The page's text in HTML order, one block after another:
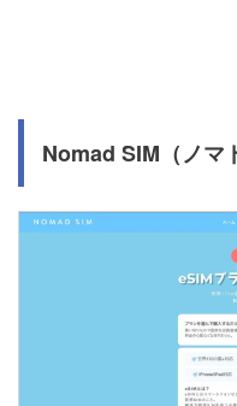
Nomad SIM（ノマ